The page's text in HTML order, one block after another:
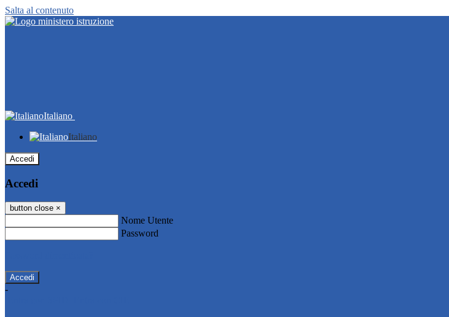
Salta al contenuto
Italiano
Italiano
Accedi
Accedi
button close ×
Nome Utente
Password
-